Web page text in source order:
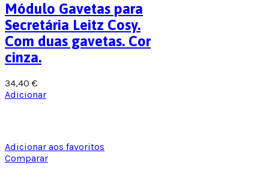
Adicionar aos favoritos
Comparar
Módulo Gavetas para
Secretária Leitz Cosy.
Com duas gavetas. Cor
cinza.
34,40 €
Adicionar